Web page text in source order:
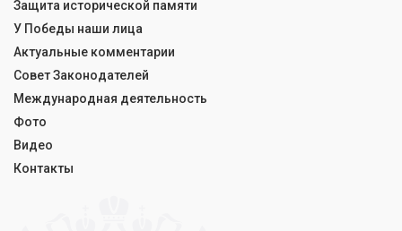
Защита исторической памяти
У Победы наши лица
Актуальные комментарии
Совет Законодателей
Международная деятельность
Фото
Видео
Контакты